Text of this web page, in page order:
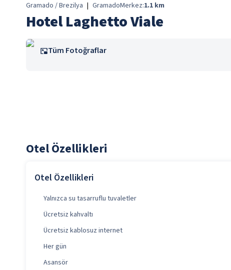
Gramado / Brezilya | GramadoMerkez:1.1 km
Hotel Laghetto Viale
Tüm Fotoğraflar
Otel Özellikleri
Otel Özellikleri
Yalnızca su tasarruflu tuvaletler
Ücretsiz kahvaltı
Ücretsiz kablosuz internet
Her gün
Asansör